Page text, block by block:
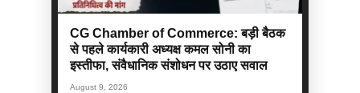
CG Chamber of Commerce: बड़ी बैठक
से पहले कार्यकारी अध्यक्ष कमल सोनी का
इस्तीफा, संवैधानिक संशोधन पर उठाए सवाल
August 9, 2026